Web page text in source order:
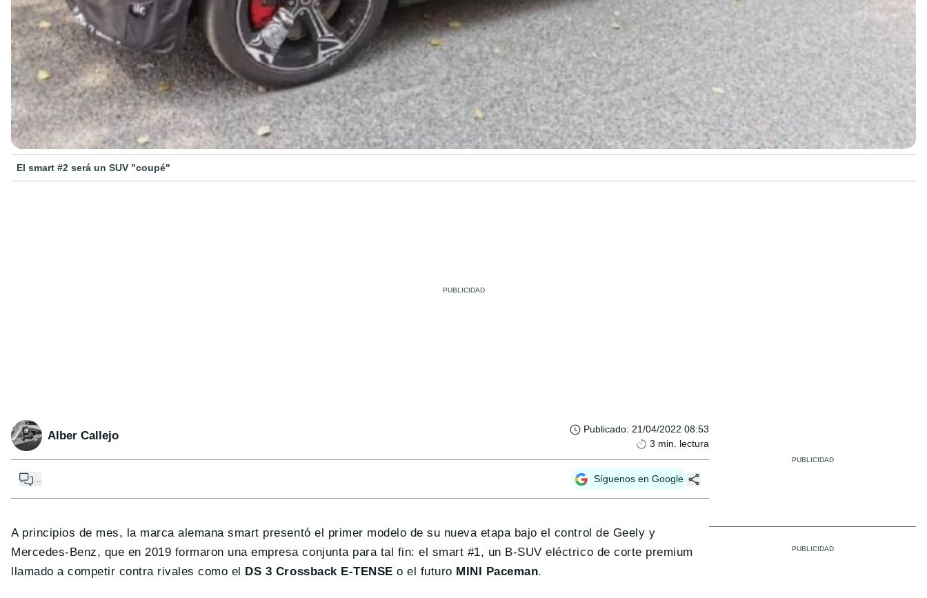
El smart #2 será un SUV "coupé"
Alber Callejo Publicado: 21/04/2022 08:53
3 min. lectura
... Síguenos en Google
A principios de mes, la marca alemana smart presentó el primer modelo de su nueva etapa bajo el control de Geely y
Mercedes-Benz, que en 2019 formaron una empresa conjunta para tal fin: el smart #1, un B-SUV eléctrico de corte premium
llamado a competir contra rivales como el
DS 3 Crossback E-TENSE o el futuro MINI Paceman.